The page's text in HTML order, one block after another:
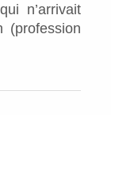
n’arrivait
(profession